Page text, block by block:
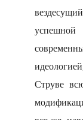
успешной
Струве